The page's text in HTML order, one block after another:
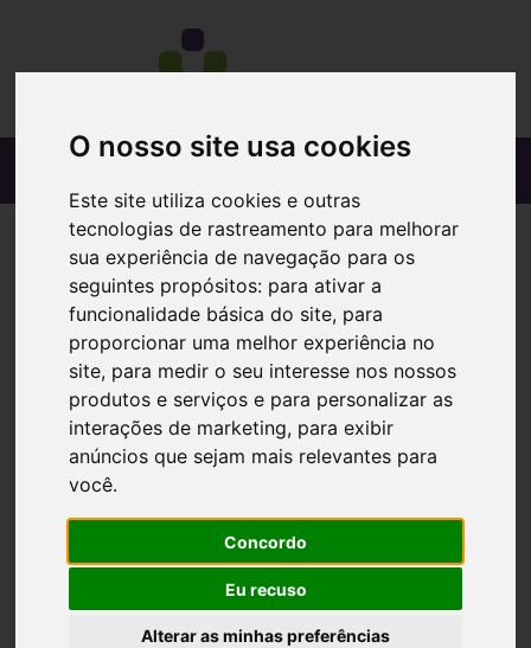
O nosso site usa cookies
Este site utiliza cookies e outras
tecnologias de rastreamento para melhorar
sua experiência de navegação para os
seguintes propósitos: para ativar a
funcionalidade básica do site, para
proporcionar uma melhor experiência no
site, para medir o seu interesse nos nossos
produtos e serviços e para personalizar as
interações de marketing, para exibir
anúncios que sejam mais relevantes para
você.
Concordo
Eu recuso
Alterar as minhas preferências
Embecta Micro-Fine SerInsul 29G